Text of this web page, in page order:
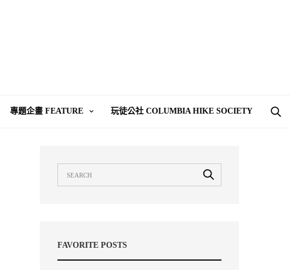
專題企畫 FEATURE 玩徒公社 COLUMBIA HIKE SOCIETY
FAVORITE POSTS